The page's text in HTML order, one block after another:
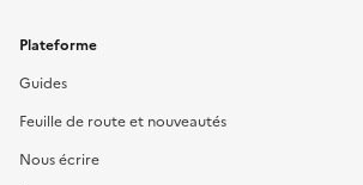
Plateforme
Guides
Feuille de route et nouveautés
Nous écrire